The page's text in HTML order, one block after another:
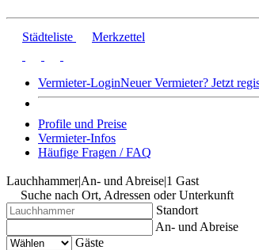
Städteliste Merkzettel
Vermieter-LoginNeuer Vermieter? Jetzt
Profile und Preise
Vermieter-Infos
Häufige Fragen / FAQ
Lauchhammer|An- und Abreise|1 Gast
Suche nach Ort, Adressen oder Unterkunft
Standort
An- und Abreise
Gäste